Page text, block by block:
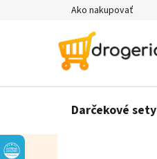
Ako nakupovať
Darčekové sety